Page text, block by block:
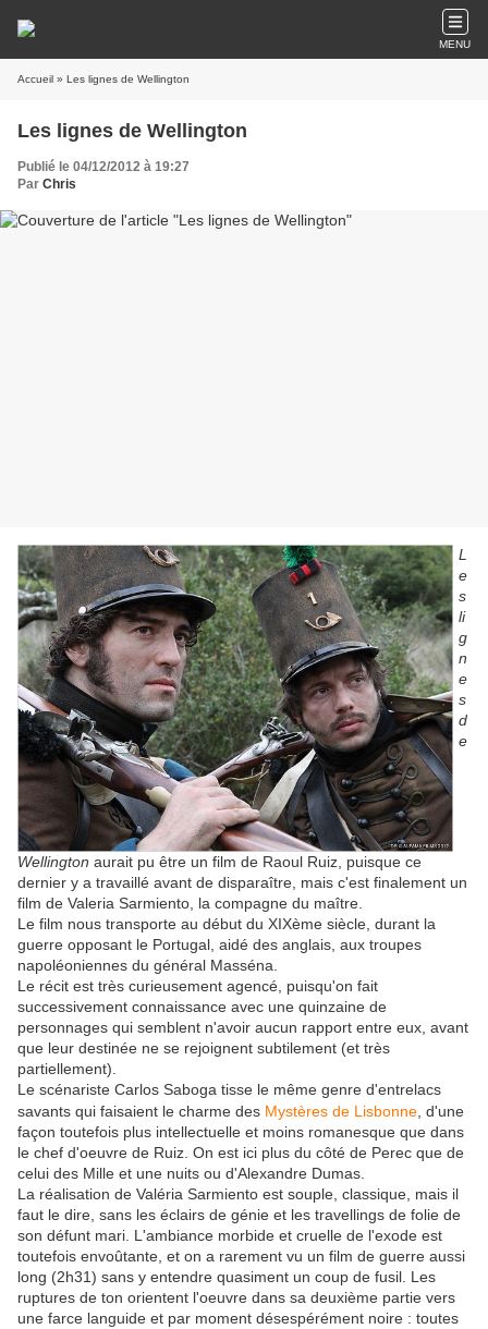
MENU
Accueil » Les lignes de Wellington
Les lignes de Wellington
Publié le 04/12/2012 à 19:27
Par Chris
L
e
s
li
g
n
e
s
d
e
Wellington aurait pu être un film de Raoul Ruiz, puisque ce
dernier y a travaillé avant de disparaître, mais c'est finalement un
film de Valeria Sarmiento, la compagne du maître.
Le film nous transporte au début du XIXème siècle, durant la
guerre opposant le Portugal, aidé des anglais, aux troupes
napoléoniennes du général Masséna.
Le récit est très curieusement agencé, puisqu'on fait
successivement connaissance avec une quinzaine de
personnages qui semblent n'avoir aucun rapport entre eux, avant
que leur destinée ne se rejoignent subtilement (et très
partiellement).
Le scénariste Carlos Saboga tisse le même genre d'entrelacs
savants qui faisaient le charme des Mystères de Lisbonne , d'une
façon toutefois plus intellectuelle et moins romanesque que dans
le chef d'oeuvre de Ruiz. On est ici plus du côté de Perec que de
celui des Mille et une nuits ou d'Alexandre Dumas.
La réalisation de Valéria Sarmiento est souple, classique, mais il
faut le dire, sans les éclairs de génie et les travellings de folie de
son défunt mari. L'ambiance morbide et cruelle de l'exode est
toutefois envoûtante, et on a rarement vu un film de guerre aussi
long (2h31) sans y entendre quasiment un coup de fusil. Les
ruptures de ton orientent l'oeuvre dans sa deuxième partie vers
une farce languide et par moment désespérément noire : toutes